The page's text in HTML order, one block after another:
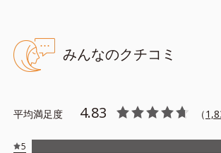
みんなのクチコミ
平均満足度 4.83 （
5